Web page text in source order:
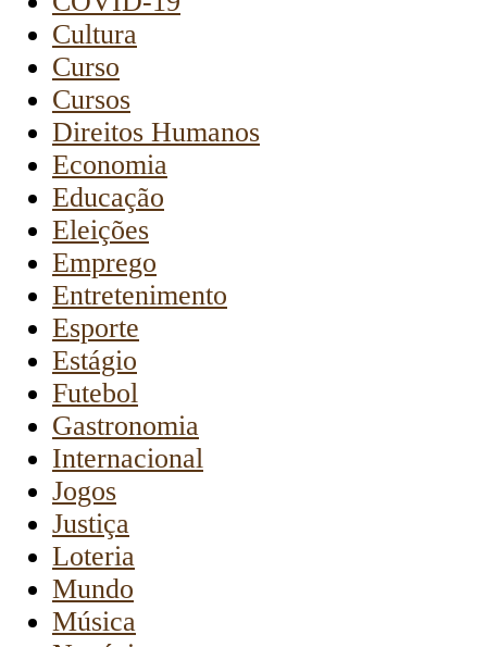
Cultura
Curso
Cursos
Direitos Humanos
Economia
Educação
Eleições
Emprego
Entretenimento
Esporte
Estágio
Futebol
Gastronomia
Internacional
Jogos
Justiça
Loteria
Mundo
Música